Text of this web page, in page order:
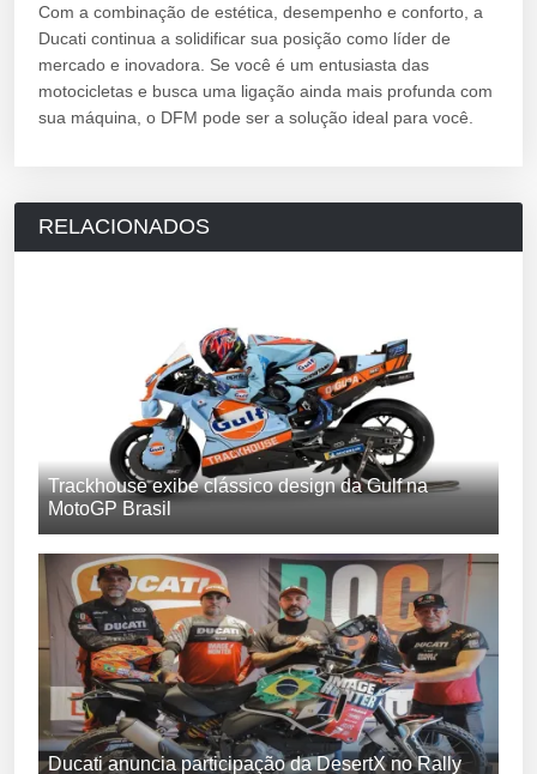
Com a combinação de estética, desempenho e conforto, a
Ducati continua a solidificar sua posição como líder de
mercado e inovadora. Se você é um entusiasta das
motocicletas e busca uma ligação ainda mais profunda com
sua máquina, o DFM pode ser a solução ideal para você.
RELACIONADOS
Trackhouse exibe clássico design da Gulf na
MotoGP Brasil
Ducati anuncia participação da DesertX no Rally